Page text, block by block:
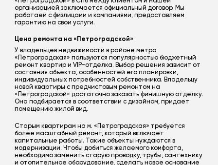
организацией заключается официальный договор. Мы
работаем с физлицами и компаниями, предоставляем
гарантию на свои услуги.
Цена ремонта на «Петроградской»
У владельцев недвижимости в районе метро
«Петроградская» пользуются популярностью бюджетный
ремонт квартир и VIP-отделка. Выбор решения зависит от
состояния объекта, особенностей его планировки,
индивидуальных потребностей собственника. Владельцу
новой квартиры с предчистовым ремонтом на
«Петроградской» достаточно заказать финишную отделку.
Она подбирается в соответствии с дизайном, придает
помещению жилой вид.
Старым квартирам на м. «Петроградская» требуется
более масштабный ремонт, который включает
капитальные работы. Такие объекты нуждаются в
модернизации. Чтобы добиться желаемого комфорта,
необходимо заменить старую проводку, трубы, сантехнику
и отопительное оборудование, сделать новое основание